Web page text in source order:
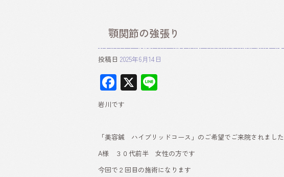
顎関節の強張り
投稿日 2025年6月14日
F
ac
e
b
o
ok
X
岩川です
「美容鍼 ハイブリッドコース」のご希望でご来院されました
A様 ３０代前半 女性の方です
今回で２回目の施術になります